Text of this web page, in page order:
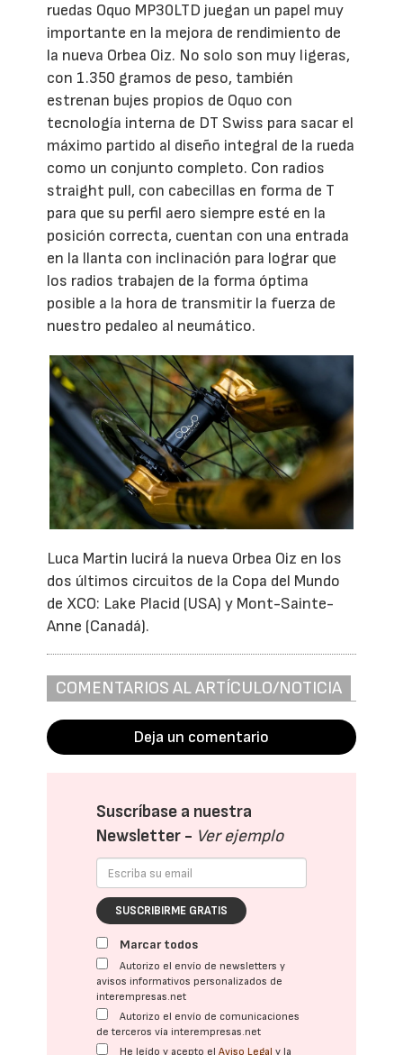
ruedas Oquo MP30LTD juegan un papel muy
importante en la mejora de rendimiento de
la nueva Orbea Oiz. No solo son muy ligeras,
con 1.350 gramos de peso, también
estrenan bujes propios de Oquo con
tecnología interna de DT Swiss para sacar el
máximo partido al diseño integral de la rueda
como un conjunto completo. Con radios
straight pull, con cabecillas en forma de T
para que su perfil aero siempre esté en la
posición correcta, cuentan con una entrada
en la llanta con inclinación para lograr que
los radios trabajen de la forma óptima
posible a la hora de transmitir la fuerza de
nuestro pedaleo al neumático.
Luca Martin lucirá la nueva Orbea Oiz en los
dos últimos circuitos de la Copa del Mundo
de XCO: Lake Placid (USA) y Mont-Sainte-
Anne (Canadá).
COMENTARIOS AL ARTÍCULO/NOTICIA
Deja un comentario
Suscríbase a nuestra
Newsletter - Ver ejemplo
SUSCRIBIRME GRATIS
Marcar todos
Autorizo el envío de newsletters y
avisos informativos personalizados de
interempresas.net
Autorizo el envío de comunicaciones
de terceros vía interempresas.net
He leído y acepto elAviso Legal y la